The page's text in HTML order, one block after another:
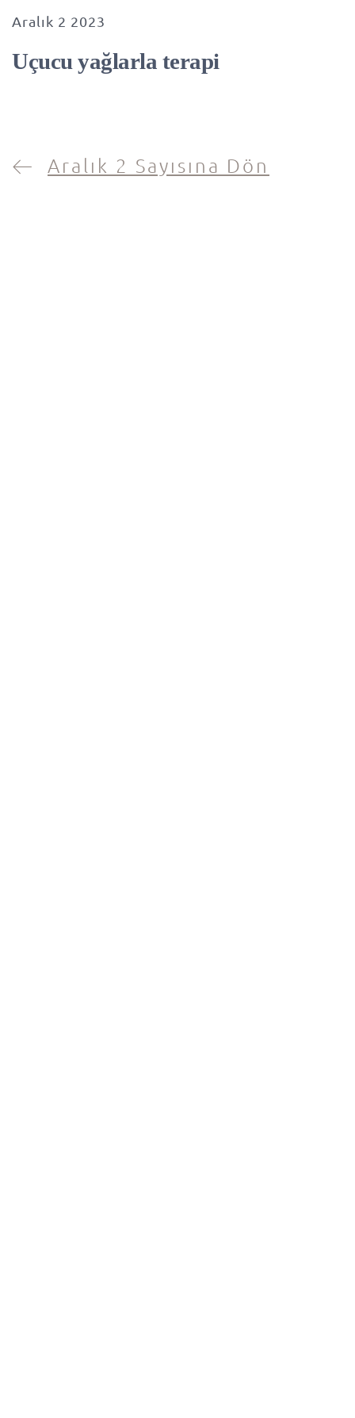
Aralık 2 2023
Uçucu yağlarla terapi
Aralık 2 Sayısına Dön